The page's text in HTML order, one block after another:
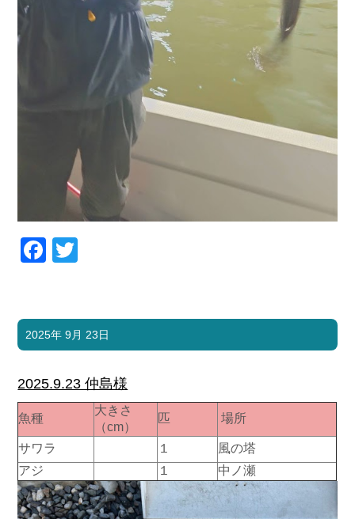
Facebook
2025年 9月 23日
2025.9.23 仲島様
魚種
大きさ
（cm）
匹 場所
サワラ １
風の塔
アジ
１ 中ノ瀬